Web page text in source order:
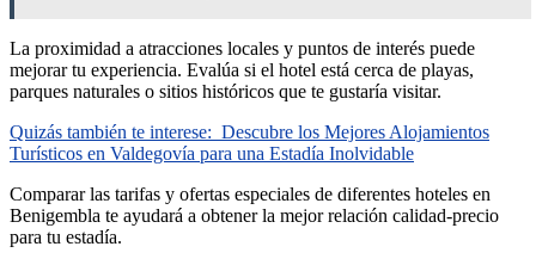
La proximidad a atracciones locales y puntos de interés puede
mejorar tu experiencia. Evalúa si el hotel está cerca de playas,
parques naturales o sitios históricos que te gustaría visitar.
Quizás también te interese: Descubre los Mejores Alojamientos
Turísticos en Valdegovía para una Estadía Inolvidable
Comparar las tarifas y ofertas especiales de diferentes hoteles en
Benigembla te ayudará a obtener la mejor relación calidad-precio
para tu estadía.